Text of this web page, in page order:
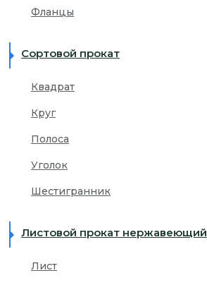
Фланцы
Сортовой прокат
Квадрат
Круг
Полоса
Уголок
Шестигранник
Листовой прокат нержавеющий
Лист